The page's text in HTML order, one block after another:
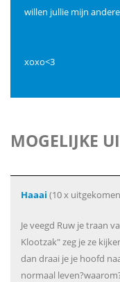
willen jullie mijn
xoxo<3
MOGELIJKE
Haaai (10 x
Je veegd Ruw je traan
Klootzak" zeg je ze
dan draai je je hoofd
normaal